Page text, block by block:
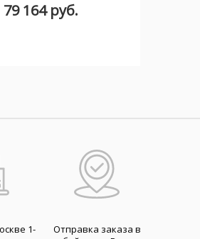
79 164 руб.
1-
Отправка заказа в